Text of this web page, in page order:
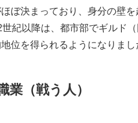
ぼ決まっており、身分の壁
紀以降は、都市部でギルド
位を得られるようになりまし
業（戦う人）